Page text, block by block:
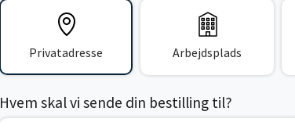
Privatadresse Arbejdsplads
Hvem skal vi sende din bestilling til?